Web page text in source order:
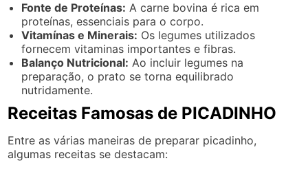
Fonte de Proteínas: A carne bovina é rica em
proteínas, essenciais para o corpo.
Vitamínas e Minerais: Os legumes utilizados
fornecem vitaminas importantes e fibras.
Balanço Nutricional: Ao incluir legumes na
preparação, o prato se torna equilibrado
nutridamente.
Receitas Famosas de PICADINHO
Entre as várias maneiras de preparar picadinho,
algumas receitas se destacam: